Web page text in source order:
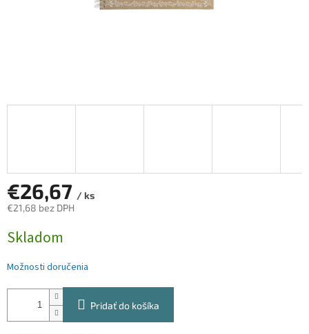
€26,67 / ks
€21,68 bez DPH
cena:
Skladom
Možnosti doručenia
Pridať do košíka